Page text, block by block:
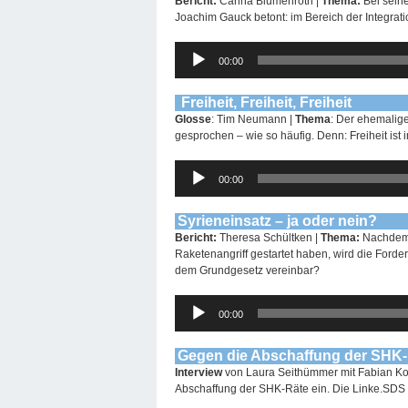
Joachim Gauck betont: im Bereich der
Audio-
Player
00:00
Freiheit, Freiheit, Freiheit
Glosse: Tim Neumann | Thema: Der
gesprochen – wie so häufig. Denn: Freiheit ist
Audio-
Player
00:00
Syrieneinsatz – ja oder nein?
Bericht: Theresa Schültken | Thema:
Raketenangriff gestartet haben, wird die
dem Grundgesetz vereinbar?
Audio-
Player
00:00
Gegen die Abschaffung der
Interviewvon Laura Seithümmer mit Fabian
Abschaffung der SHK-Räte ein. Die